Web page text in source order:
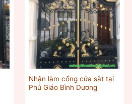
Nhận làm cổng cửa sắt tại
Phú Giáo Bình Dương